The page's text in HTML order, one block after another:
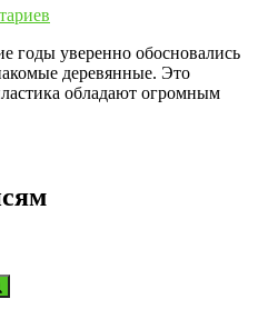
годы уверенно обосновались
деревянные. Это
обладают огромным